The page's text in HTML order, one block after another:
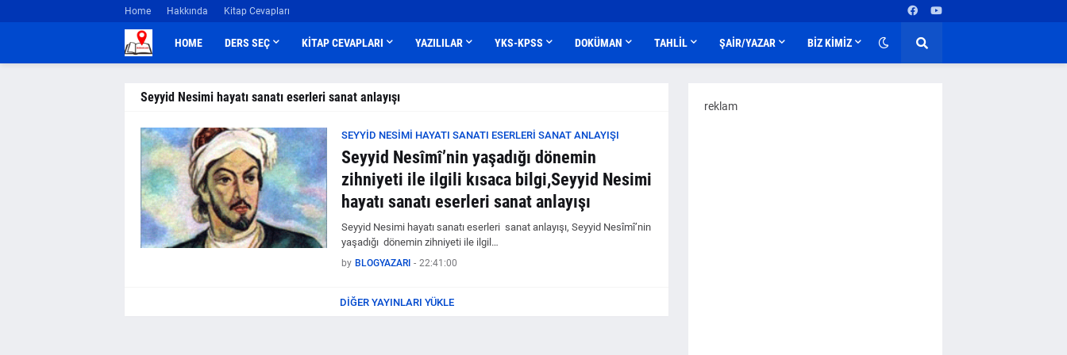
Home Hakkında Kitap Cevapları
HOME DERS SEÇ KİTAP CEVAPLARI YAZILILAR YKS-KPSS DOKÜMAN TAHLİL ŞAİR/YAZAR BİZ KİMİZ
Seyyid Nesimi hayatı sanatı eserleri sanat anlayışı
SEYYID NESIMI HAYATI SANATI ESERLERI SANAT ANLAYIŞI
Seyyid Nesîmî’nin yaşadığı dönemin
zihniyeti ile ilgili kısaca bilgi,Seyyid Nesimi
hayatı sanatı eserleri sanat anlayışı
Seyyid Nesimi hayatı sanatı eserleri sanat anlayışı, Seyyid Nesîmî’nin
yaşadığı dönemin zihniyeti ile ilgil…
by BLOGYAZARI - 22:41:00
DIĞER YAYINLARI YÜKLE
reklam